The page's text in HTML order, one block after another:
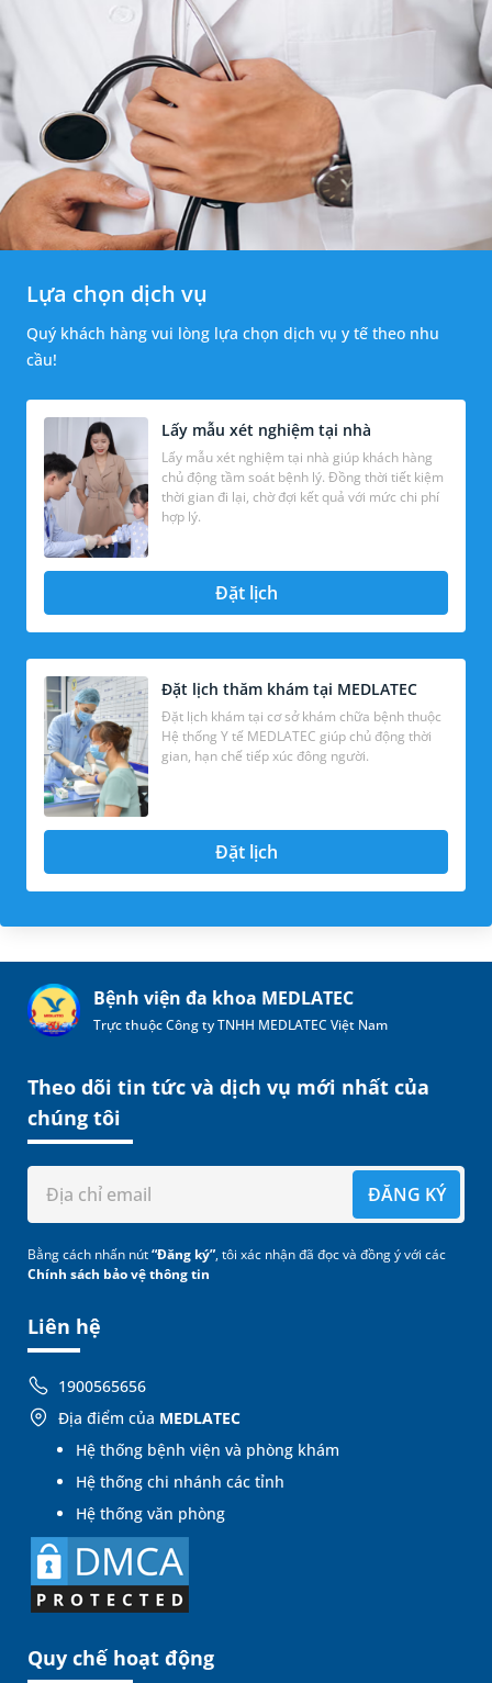
Lựa chọn dịch vụ
Quý khách hàng vui lòng lựa chọn dịch vụ y tế theo nhu
cầu!
Lấy mẫu xét nghiệm tại nhà
Lấy mẫu xét nghiệm tại nhà giúp khách hàng
chủ động tầm soát bệnh lý. Đồng thời tiết kiệm
thời gian đi lại, chờ đợi kết quả với mức chi phí
hợp lý.
Đặt lịch
Đặt lịch thăm khám tại MEDLATEC
Đặt lịch khám tại cơ sở khám chữa bệnh thuộc
Hệ thống Y tế MEDLATEC giúp chủ động thời
gian, hạn chế tiếp xúc đông người.
Đặt lịch
Bệnh viện đa khoa MEDLATEC
Trực thuộc Công ty TNHH MEDLATEC Việt Nam
Liên hệ
1900565656
Địa điểm của MEDLATEC
Hệ thống bệnh viện và phòng khám
Hệ thống chi nhánh các tỉnh
Hệ thống văn phòng
Quy chế hoạt động
Theo dõi tin tức và dịch vụ mới nhất của
chúng tôi
ĐĂNG KÝ
Bằng cách nhấn nút“Đăng ký”, tôi xác nhận đã đọc và đồng ý với các
Chính sách bảo vệ thông tin